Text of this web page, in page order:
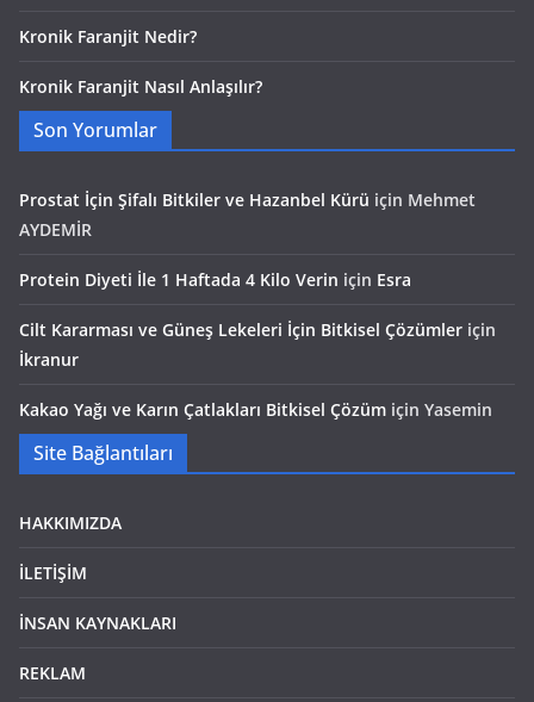
Kronik Faranjit Nedir?
Kronik Faranjit Nasıl Anlaşılır?
Son Yorumlar
Prostat İçin Şifalı Bitkiler ve Hazanbel Kürü için Mehmet
AYDEMİR
Protein Diyeti İle 1 Haftada 4 Kilo Verin için Esra
Cilt Kararması ve Güneş Lekeleri İçin Bitkisel Çözümler için
İkranur
Kakao Yağı ve Karın Çatlakları Bitkisel Çözüm için Yasemin
Site Bağlantıları
HAKKIMIZDA
İLETİŞİM
İNSAN KAYNAKLARI
REKLAM